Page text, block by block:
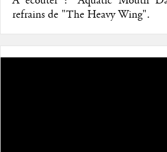
refrains de "The Heavy Wing".